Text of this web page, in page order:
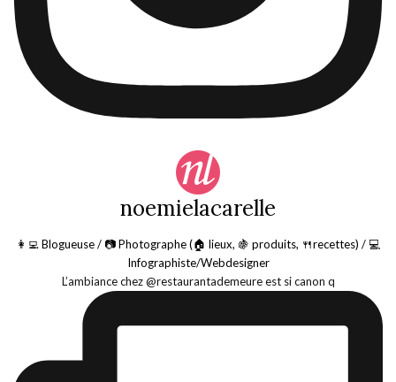
noemielacarelle
👩‍💻 Blogueuse / 📷 Photographe (🏠 lieux, 🍇 produits, 🍴recettes) / 💻
Infographiste/Webdesigner
L’ambiance chez @restaurantademeure est si canon q